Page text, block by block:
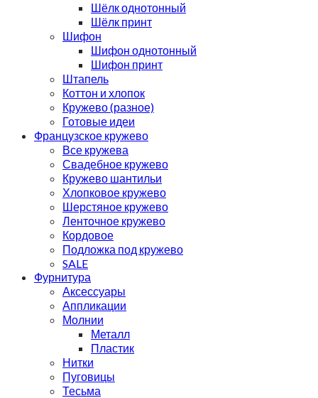
Шёлк однотонный
Шёлк принт
Шифон
Шифон однотонный
Шифон принт
Штапель
Коттон и хлопок
Кружево (разное)
Готовые идеи
Французское кружево
Все кружева
Свадебное кружево
Кружево шантильи
Хлопковое кружево
Шерстяное кружево
Ленточное кружево
Кордовое
Подложка под кружево
SALE
Фурнитура
Аксессуары
Аппликации
Молнии
Металл
Пластик
Нитки
Пуговицы
Тесьма